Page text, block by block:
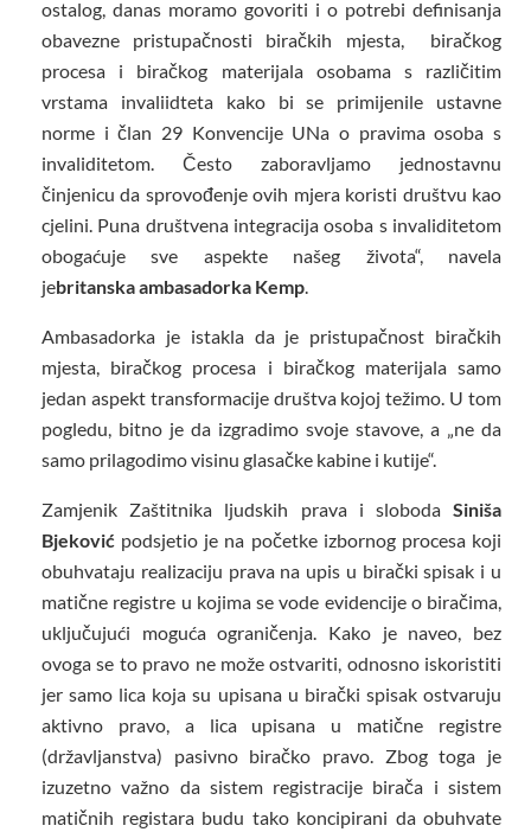
ostalog, danas moramo govoriti i o potrebi definisanja
obavezne pristupačnosti biračkih mjesta, biračkog
procesa i biračkog materijala osobama s različitim
vrstama invaliidteta kako bi se primijenile ustavne
norme i član 29 Konvencije UNa o pravima osoba s
invaliditetom. Često zaboravljamo jednostavnu
činjenicu da sprovođenje ovih mjera koristi društvu kao
cjelini. Puna društvena integracija osoba s invaliditetom
obogaćuje sve aspekte našeg života“, navela
jebritanskaambasadorka Kemp.
Ambasadorka je istakla da je pristupačnost biračkih
mjesta, biračkog procesa i biračkog materijala samo
jedan aspekt transformacije društva kojoj težimo. U tom
pogledu, bitno je da izgradimo svoje stavove, a „ne da
samo prilagodimo visinu glasačke kabine i kutije“.
Zamjenik Zaštitnika ljudskih prava i sloboda Siniša
Bjeković podsjetio je na početke izbornog procesa koji
obuhvataju realizaciju prava na upis u birački spisak i u
matične registre u kojima se vode evidencije o biračima,
uključujući moguća ograničenja. Kako je naveo, bez
ovoga se to pravo ne može ostvariti, odnosno iskoristiti
jer samo lica koja su upisana u birački spisak ostvaruju
aktivno pravo, a lica upisana u matične registre
(državljanstva) pasivno biračko pravo. Zbog toga je
izuzetno važno da sistem registracije birača i sistem
matičnih registara budu tako koncipirani da obuhvate